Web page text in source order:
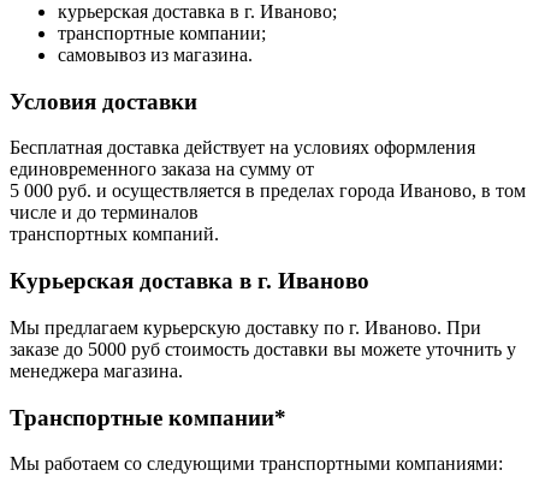
курьерская доставка в г. Иваново;
транспортные компании;
самовывоз из магазина.
Условия доставки
Бесплатная доставка действует на условиях оформления
единовременного заказа на сумму от
5 000 руб. и осуществляется в пределах города Иваново, в том
числе и до терминалов
транспортных компаний.
Курьерская доставка в г. Иваново
Мы предлагаем курьерскую доставку по г. Иваново. При
заказе до 5000 руб стоимость доставки вы можете уточнить у
менеджера магазина.
Транспортные компании*
Мы работаем со следующими транспортными компаниями: